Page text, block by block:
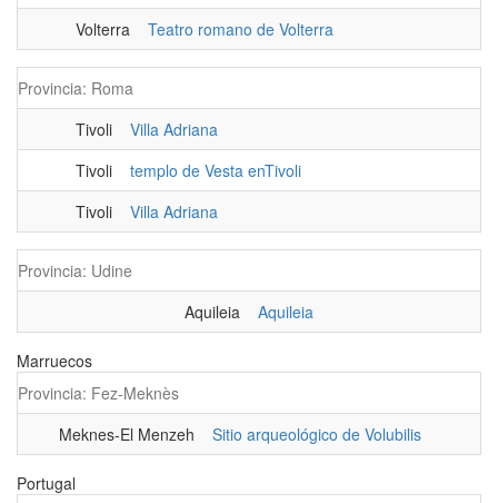
Volterra
Teatro romano de Volterra
Provincia: Roma
Tivoli
Villa Adriana
Tivoli
templo de Vesta enTivoli
Tivoli
Villa Adriana
Provincia: Udine
Aquileia
Aquileia
Marruecos
Provincia: Fez-Meknès
Meknes-El Menzeh
Sitio arqueológico de Volubilis
Portugal